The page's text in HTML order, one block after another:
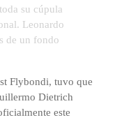
su cúpula
Leonardo
de un fondo
Flybondi, tuvo que
Dietrich
este